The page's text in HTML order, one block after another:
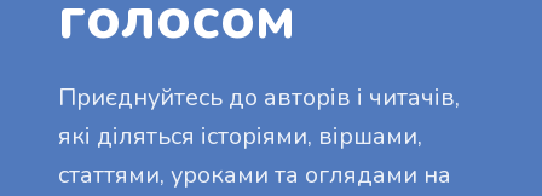
голосом
Приєднуйтесь до авторів і читачів,
які діляться історіями, віршами,
статтями, уроками та оглядами на